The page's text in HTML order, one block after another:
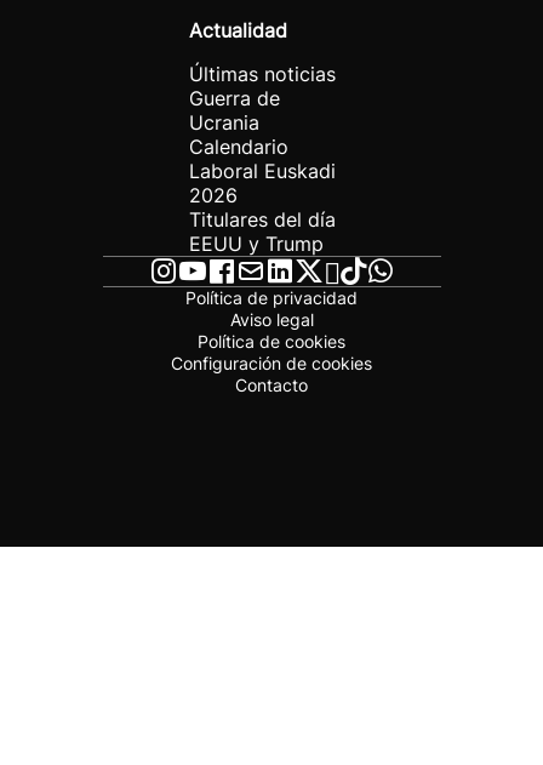
Actualidad
Últimas noticias
Guerra de
Ucrania
Calendario
Laboral Euskadi
2026
Titulares del día
EEUU y Trump
Política de privacidad
Aviso legal
Política de cookies
Configuración de cookies
Contacto